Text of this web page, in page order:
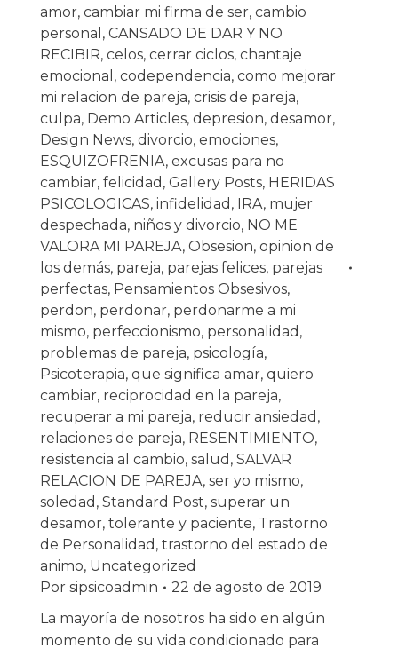
amor, cambiar mi firma de ser, cambio
personal , CANSADO DE DAR Y NO
RECIBIR, celos, cerrar ciclos, chantaje
emocional , codependencia, como mejorar
mi relacion de pareja, crisis de pareja,
culpa, Demo Articles, depresion, desamor,
Design News, divorcio, emociones,
ESQUIZOFRENIA, excusas para no
cambiar, felicidad , Gallery Posts, HERIDAS
PSICOLOGICAS, infidelidad , IRA, mujer
despechada, niños y divorcio, NO ME
VALORA MI PAREJA, Obsesion, opinion de
los demás, pareja, parejas felices, parejas
perfectas, Pensamientos Obsesivos,
perdon, perdonar, perdonarme a mi
mismo, perfeccionismo, personalidad ,
problemas de pareja, psicología,
Psicoterapia, que significa amar, quiero
cambiar, reciprocidad en la pareja,
recuperar a mi pareja, reducir ansiedad ,
relaciones de pareja, RESENTIMIENTO,
resistencia al cambio, salud , SALVAR
RELACION DE PAREJA, ser yo mismo,
soledad , Standard Post, superar un
desamor, tolerante y paciente, Trastorno
de Personalidad , trastorno del estado de
animo, Uncategorized
Por sipsicoadmin
22 de agosto de 2019
La mayoría de nosotros ha sido en algún
momento de su vida condicionado para